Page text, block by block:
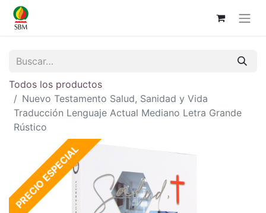
Todos los productos
Nuevo Testamento Salud, Sanidad y Vida
Traducción Lenguaje Actual Mediano Letra Grande
Rústico
PRECIO ESPECIAL